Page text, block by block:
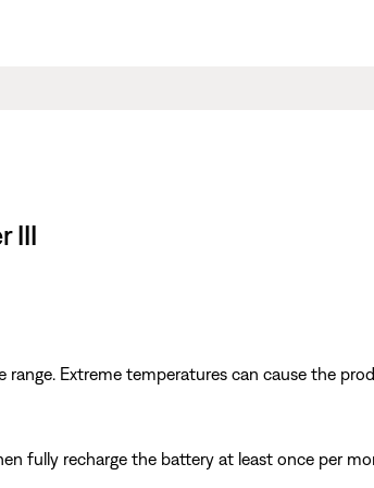
III
Extreme temperatures can cause the
fully recharge the battery at least once per